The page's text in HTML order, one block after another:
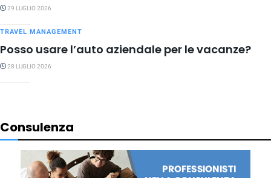
29 LUGLIO 2026
TRAVEL MANAGEMENT
Posso usare l’auto aziendale per le vacanze?
28 LUGLIO 2026
Consulenza